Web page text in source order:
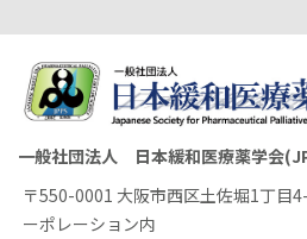
一般社団法人 日本緩和医療薬学会
〒550-0001 大阪市西区土佐堀1丁目
ーポレーション内